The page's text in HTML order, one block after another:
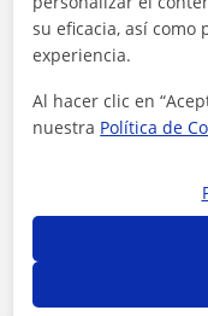
Málaga (Ciudad)
3 km
su eficacia, así
experiencia.
Al hacer clic en
nuestra Política de